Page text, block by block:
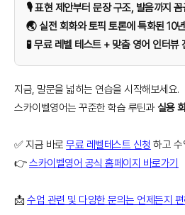
🎙️ 표현 제안부터 문장 구조, 발음까지
🌏 실전 회화와 토픽 토론에 특화된 10
🧪 무료 레벨 테스트 + 맞춤 영어 인터뷰
지금, 말문을 넓히는 연습을 시작해보세요.
스카이벨영어는 꾸준한 학습 루틴과실용
✅ 지금 바로무료 레벨테스트 신청 하고 수
👉스카이벨영어 공식 홈페이지 바로가기
📩수업 관련 및 다양한 문의는 언제든지